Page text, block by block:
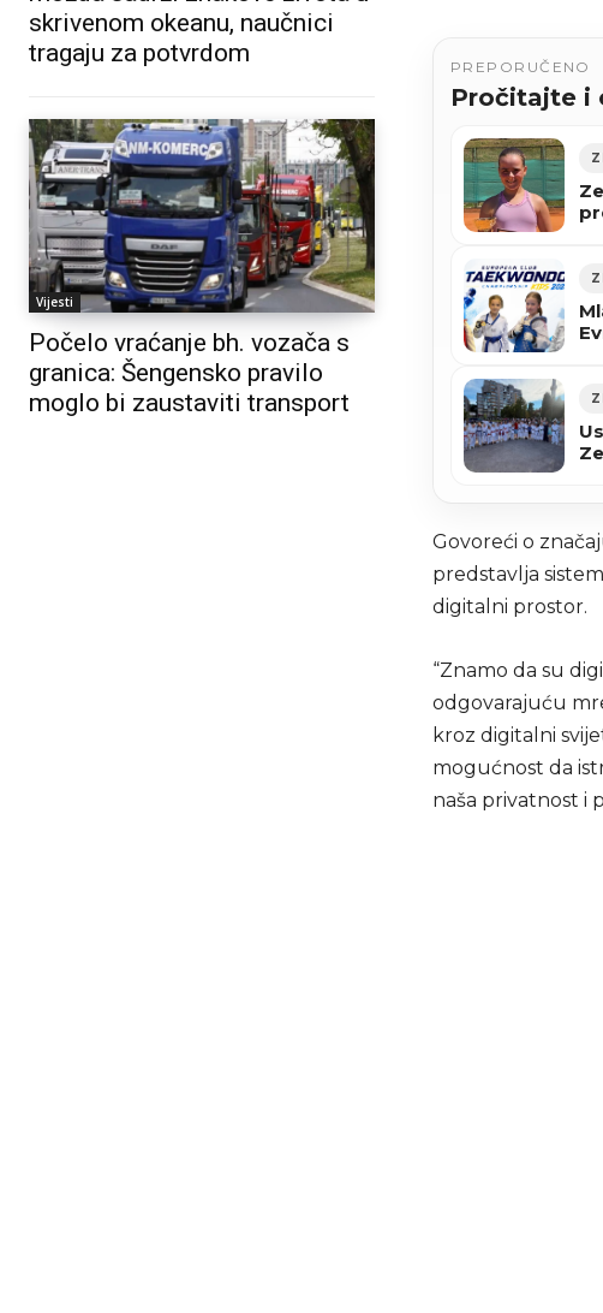
skrivenom okeanu, naučnici
tragaju za potvrdom
Vijesti
Počelo vraćanje bh. vozača s
granica: Šengensko pravilo
moglo bi zaustaviti transport
PREPORUČENO
Pročitajte i
Govoreći o
predstavlja
digitalni prostor.
“Znamo da su
odgovarajuću
kroz digitalni
mogućnost da
naša privatnost i